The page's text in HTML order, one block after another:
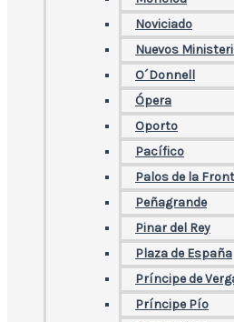
Noviciado
Nuevos
O´Donnell
Ópera
Oporto
Pacífico
Palos de la
Peñagrande
Pinar del Rey
Plaza de España
Príncipe de
Príncipe Pío